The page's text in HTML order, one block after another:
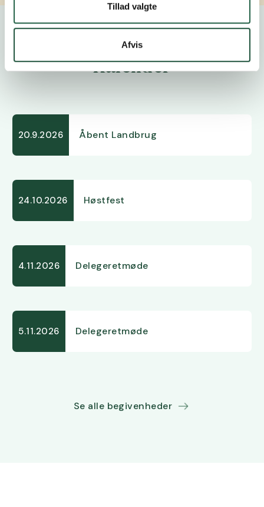
Tillad valgte
Afvis
Kalender
20.9.2026 Åbent Landbrug
24.10.2026 Høstfest
4.11.2026 Delegeretmøde
5.11.2026 Delegeretmøde
Se alle begivenheder